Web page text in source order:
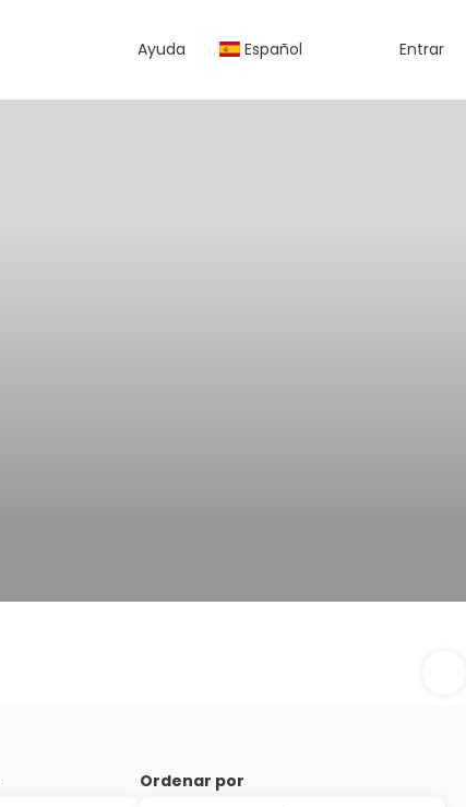
Ayuda Español Entrar
Ordenar por